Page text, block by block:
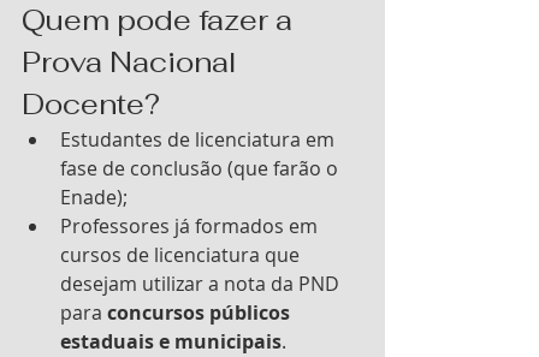
Quem pode fazer a
Prova Nacional
Docente?
Estudantes de licenciatura em
fase de conclusão (que farão o
Enade);
Professores já formados em
cursos de licenciatura que
desejam utilizar a nota da PND
para concursos públicos
estaduais e municipais.